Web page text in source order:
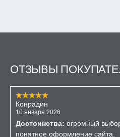
ОТЗЫВЫ
Конрадин
10 января 2026
Достоинства: огромный
понятное оформление сайта.